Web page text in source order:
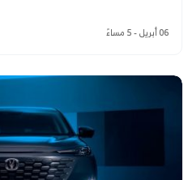
06 أبريل - 5 مساءً